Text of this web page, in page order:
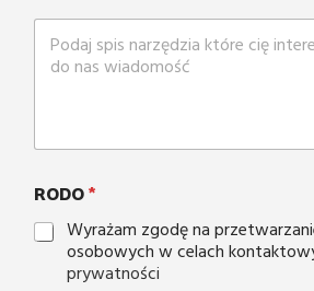
RODO*
Wyrażam zgodę na
osobowych w celach
prywatności